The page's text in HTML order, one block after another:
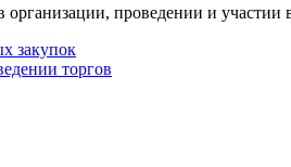
проведении и участии
закупок
торгов